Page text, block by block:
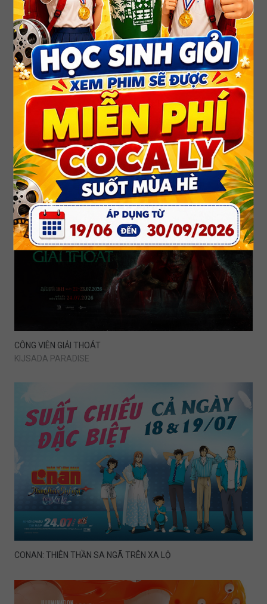
SPIDER MAN 4: KHỞI ĐẦU MỚI_13+
SPIDER MAN 4: BRAND NEW DAY
CÔNG VIÊN GIẢI THOÁT
KIJSADA PARADISE
CONAN: THIÊN THẦN SA NGÃ TRÊN XA LỘ